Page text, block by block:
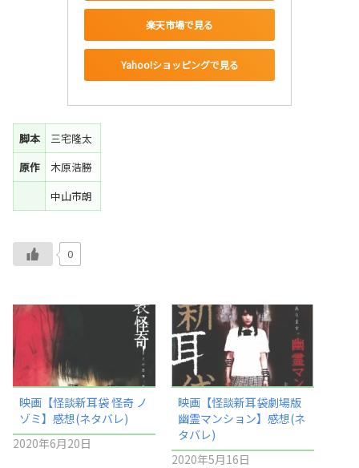
楽天市場で見る
Yahoo!ショッピングで見る
脚本
三宅隆太
原作
木原浩勝
中山市朗
0
映画【怪談新耳袋 怪奇 ノ
ゾミ】感想(ネタバレ)
2020年6月20日
映画【怪談新耳袋劇場版
幽霊マンション】感想(ネ
タバレ)
2020年5月16日